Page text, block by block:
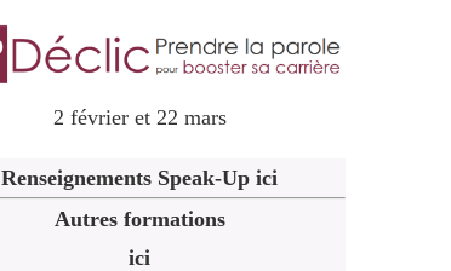
2 février et 22 mars
Renseignements Speak-Up ici
Autres formations
ici